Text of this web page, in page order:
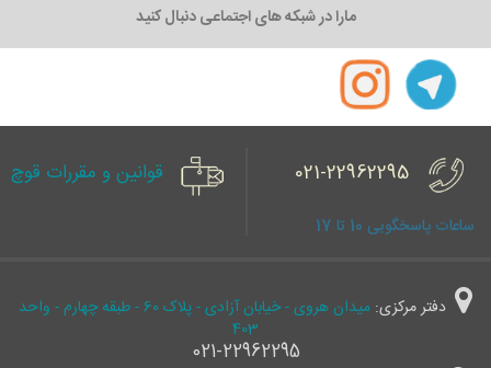
مارا در شبکه های اجتماعی دنبال کنید
021-22962295
ساعات پاسخگویی 10 تا 17
قوانین و مقررات قوچ
دفتر مرکزی:
میدان هروی - خیابان آزادی - پلاک 60 - طبقه چهارم - واحد
403
021-22962295